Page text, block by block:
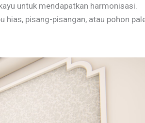
untuk mendapatkan harmonisasi.
pisang-pisangan, atau pohon